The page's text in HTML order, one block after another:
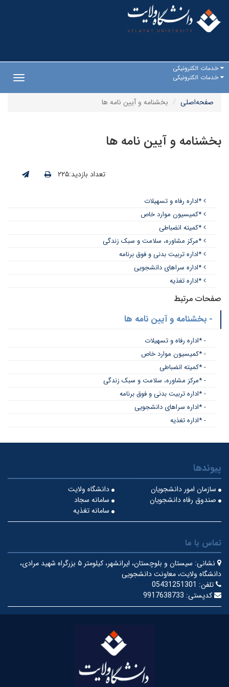
خدمات الکترونیکی
خدمات الکترونیکی
صفحه‌اصلی
بخشنامه و آیین نامه ها
بخشنامه و آیین نامه ها
تعداد بازدید:۲۲۵
*اداره رفاه و تسهیلات
*کمیسیون موارد خاص
*کمیته انضباطی
*مرکز مشاوره، سلامت و سبک زندگی
*اداره تربیت بدنی و فوق برنامه
*اداره سراهای دانشجویی
*اداره تغذیه
صفحات مرتبط
- بخشنامه و آیین نامه ها
- *اداره رفاه و تسهیلات
- *کمیسیون موارد خاص
- *کمیته انضباطی
- *مرکز مشاوره، سلامت و سبک زندگی
- *اداره تربیت بدنی و فوق برنامه
- *اداره سراهای دانشجویی
- *اداره تغذیه
پیوندها
دانشگاه ولایت
سازمان امور دانشجویان
سامانه سجاد
صندوق رفاه دانشجویان
سامانه تغذیه
تماس با ما
نشانی:
سیستان و بلوچستان، ایرانشهر، کیلومتر ۵ بزرگراه شهید مرادی،
دانشگاه ولایت، معاونت دانشجویی
تلفن: 05431251301
کدپستی: 9917638733